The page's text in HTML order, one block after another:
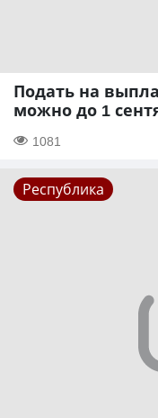
Подать на
можно до 1
1081
Республика